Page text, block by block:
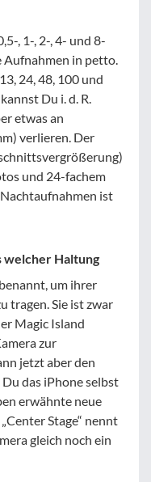
, 1-, 2-, 4- und 8-
Aufnahmen in petto.
24, 48, 100 und
Du i. d. R.
etwas an
verlieren. Der
und 24-fachem
ist
welcher Haltung
um ihrer
tragen. Sie ist zwar
Magic Island
zur
jetzt aber den
das iPhone selbst
erwähnte neue
Stage“ nennt
gleich noch ein